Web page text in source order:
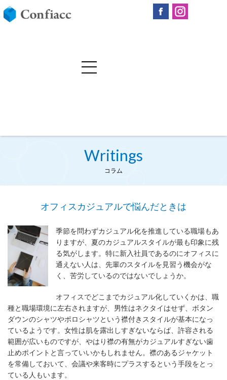
Writings
コラム
オフィスカジュアルで悩んだときは
季節を問わずカジュアル化を推進している職場もあ
りますが、夏のカジュアルスタイルが最も印象に残
る気がします。特に新入社員であるのにオフィスに
通えない人は、先輩のスタイルを見習う機会がな
く、苦労しているのではないでしょうか。
オフィスでどこまでカジュアル化していくかは、職
種と職場環境に左右されますが、男性はネクタイはせず、ボタン
ダウンのシャツやポロシャツという襟付きスタイルが基本になっ
ているようです。女性は肌を露出しすぎないならば、許容される
範囲が広いものですが、やはり襟の有無がカジュアルすぎない歯
止めポイントと言っていいかもしれません。襟のあるジャケット
を常備しておいて、会議や来客時にプラスするという手段をとっ
ている人もいます。